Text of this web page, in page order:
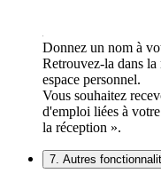
Donnez un nom à
Retrouvez-la dans
espace personnel.
Vous souhaitez
d'emploi liées à
la réception ».
7. Autres